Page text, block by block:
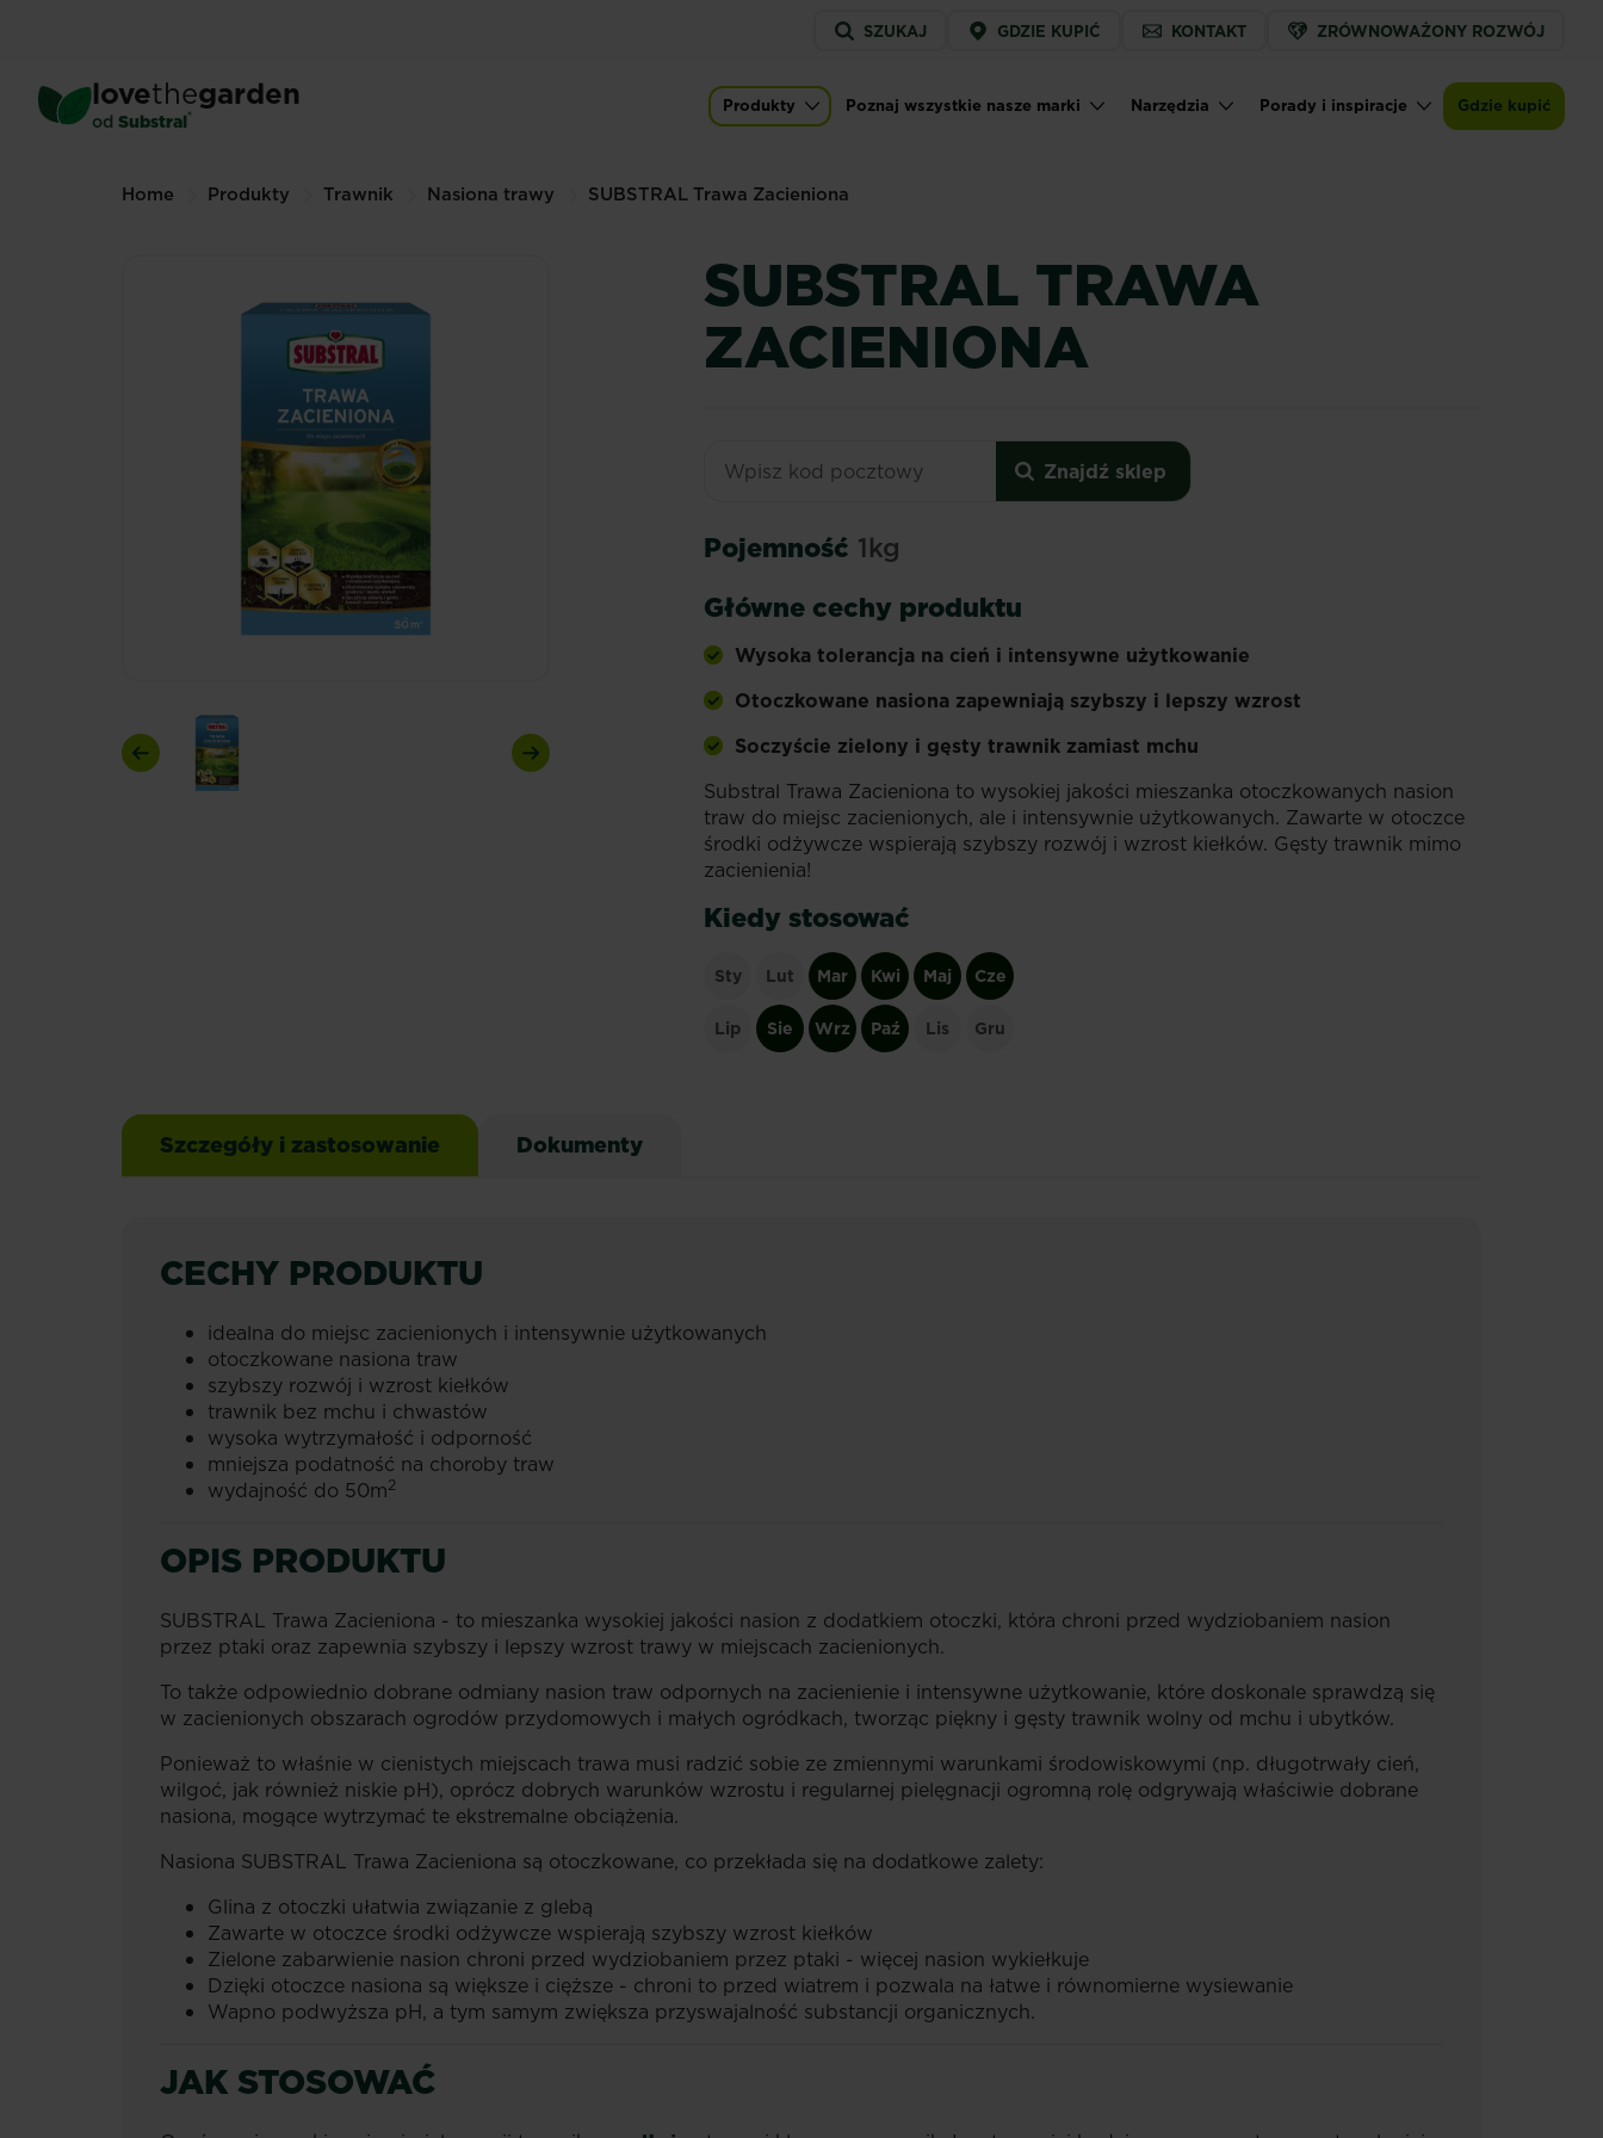
content
Service
menu
SZUKAJ GDZIE KUPIĆ KONTAKT ZRÓWNOWAŻONY ROZWÓJ
lovethegarden
od Substral® Main navigation
Produkty Poznaj wszystkie nasze marki Narzędzia Porady i inspiracje Gdzie kupić
Home Produkty Trawnik Nasiona trawy SUBSTRAL Trawa Zacieniona
Previous Next
SUBSTRAL TRAWA
ZACIENIONA
Znajdź sklep
Pojemność 1kg
Główne cechy produktu
Wysoka tolerancja na cień i intensywne użytkowanie
Otoczkowane nasiona zapewniają szybszy i lepszy wzrost
Soczyście zielony i gęsty trawnik zamiast mchu
Substral Trawa Zacieniona to wysokiej jakości mieszanka otoczkowanych nasion
traw do miejsc zacienionych, ale i intensywnie użytkowanych. Zawarte w otoczce
środki odżywcze wspierają szybszy rozwój i wzrost kiełków. Gęsty trawnik mimo
zacienienia!
Kiedy stosować
Sty Lut Mar Kwi Maj Cze
Lip Sie Wrz Paź Lis Gru
Szczegóły i zastosowanie Dokumenty
CECHY PRODUKTU
idealna do miejsc zacienionych i intensywnie użytkowanych
otoczkowane nasiona traw
szybszy rozwój i wzrost kiełków
trawnik bez mchu i chwastów
wysoka wytrzymałość i odporność
mniejsza podatność na choroby traw
wydajność do 50m2
OPIS PRODUKTU
SUBSTRAL Trawa Zacieniona - to mieszanka wysokiej jakości nasion z dodatkiem otoczki, która chroni przed wydziobaniem nasion
przez ptaki oraz zapewnia szybszy i lepszy wzrost trawy w miejscach zacienionych.
To także odpowiednio dobrane odmiany nasion traw odpornych na zacienienie i intensywne użytkowanie, które doskonale sprawdzą się
w zacienionych obszarach ogrodów przydomowych i małych ogródkach, tworząc piękny i gęsty trawnik wolny od mchu i ubytków.
Ponieważ to właśnie w cienistych miejscach trawa musi radzić sobie ze zmiennymi warunkami środowiskowymi (np. długotrwały cień,
wilgoć, jak również niskie pH), oprócz dobrych warunków wzrostu i regularnej pielęgnacji ogromną rolę odgrywają właściwie dobrane
nasiona, mogące wytrzymać te ekstremalne obciążenia.
Nasiona SUBSTRAL Trawa Zacieniona są otoczkowane, co przekłada się na dodatkowe zalety:
Glina z otoczki ułatwia związanie z glebą
Zawarte w otoczce środki odżywcze wspierają szybszy wzrost kiełków
Zielone zabarwienie nasion chroni przed wydziobaniem przez ptaki - więcej nasion wykiełkuje
Dzięki otoczce nasiona są większe i cięższe - chroni to przed wiatrem i pozwala na łatwe i równomierne wysiewanie
Wapno podwyższa pH, a tym samym zwiększa przyswajalność substancji organicznych.
JAK STOSOWAĆ